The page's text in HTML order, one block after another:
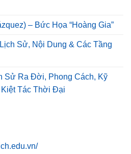
– Bức Họa “Hoàng Gia”
Sử, Nội Dung & Các Tầng
Sử Ra Đời, Phong Cách, Kỹ
Kiệt Tác Thời Đại